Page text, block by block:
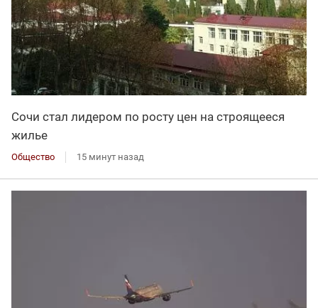
Сочи стал лидером по росту цен на строящееся
жилье
Общество 15 минут назад